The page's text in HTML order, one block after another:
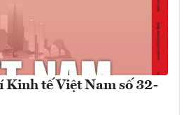
Kinh tế Việt Nam số 32-